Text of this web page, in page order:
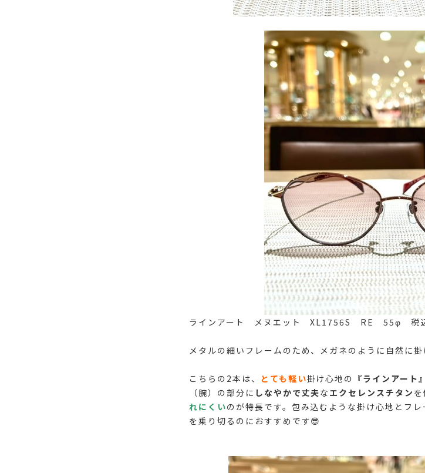
ラインアート メヌエット XL1756S RE 55φ 税
メタルの細いフレームのため、メガネのように自然に
こちらの2本は、 とても軽い掛け心地の 『ラインアート
（腕）の部分に しなやかで丈夫な エクセレンスチタン
れにくいのが特長です。包み込むような掛け心地とフ
を乗り切るのにおすすめです😎